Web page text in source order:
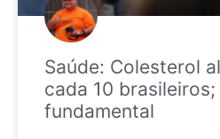
Saúde: Colesterol
cada 10 brasileiros;
fundamental